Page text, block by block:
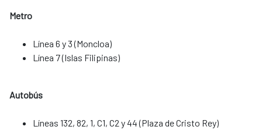
Metro
Línea 6 y 3 (Moncloa)
Línea 7 (Islas Filipinas)
Autobús
Líneas 132, 82, 1, C1, C2 y 44 (Plaza de Cristo Rey)